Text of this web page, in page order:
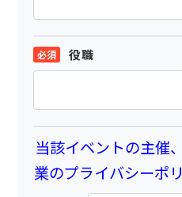
役職
当該イベントの主催
業のプライバシーポ